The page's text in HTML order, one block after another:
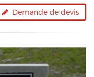
Demande de devis